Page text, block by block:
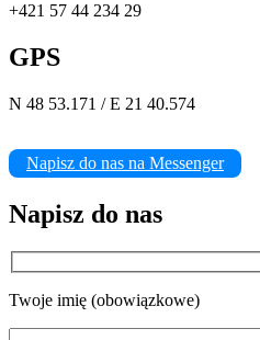
+421 57 44 234 29
GPS
N 48 53.171 / E 21 40.574
Napisz do nas na Messenger
Napisz do nas
Twoje imię (obowiązkowe)